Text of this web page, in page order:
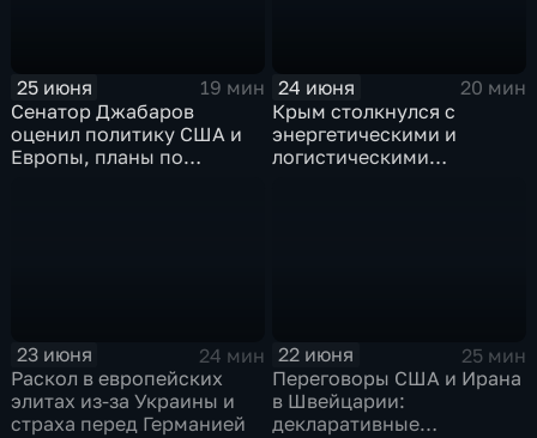
25 июня
19 мин
Сенатор Джабаров
оценил политику США и
Европы, планы по
24 июня
20 мин
Крым столкнулся с
энергетическими и
логистическими
23 июня
24 мин
Раскол в европейских
элитах из-за Украины и
страха перед Германией
22 июня
25 мин
Переговоры США и Ирана
в Швейцарии:
декларативные